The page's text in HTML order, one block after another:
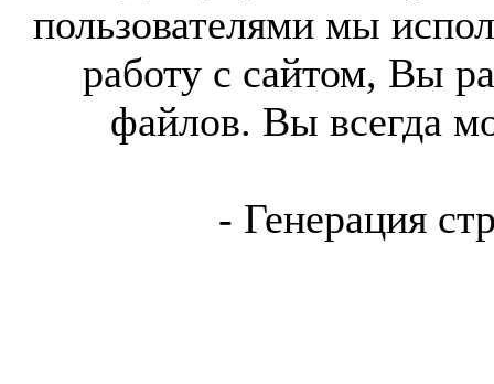
пользователями мы
работу с сайтом, Вы
файлов. Вы всегда
- Генерация